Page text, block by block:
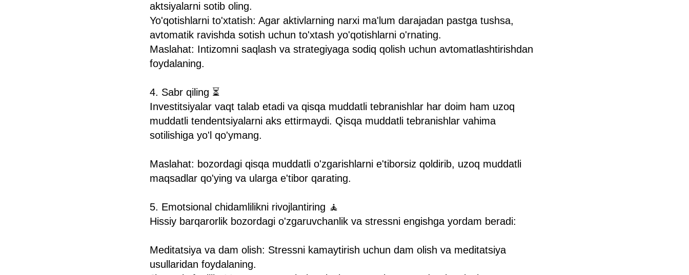
aktsiyalarni sotib oling.
Yo'qotishlarni to'xtatish: Agar aktivlarning narxi ma'lum darajadan pastga tushsa,
avtomatik ravishda sotish uchun to'xtash yo'qotishlarni o'rnating.
Maslahat: Intizomni saqlash va strategiyaga sodiq qolish uchun avtomatlashtirishdan
foydalaning.
4. Sabr qiling ⏳
Investitsiyalar vaqt talab etadi va qisqa muddatli tebranishlar har doim ham uzoq
muddatli tendentsiyalarni aks ettirmaydi. Qisqa muddatli tebranishlar vahima
sotilishiga yo'l qo'ymang.
Maslahat: bozordagi qisqa muddatli o'zgarishlarni e'tiborsiz qoldirib, uzoq muddatli
maqsadlar qo'ying va ularga e'tibor qarating.
5. Emotsional chidamlilikni rivojlantiring 🧘
Hissiy barqarorlik bozordagi o'zgaruvchanlik va stressni engishga yordam beradi:
Meditatsiya va dam olish: Stressni kamaytirish uchun dam olish va meditatsiya
usullaridan foydalaning.